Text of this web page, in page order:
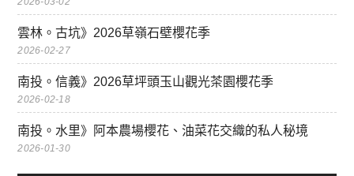
雲林。古坑》2026草嶺石壁櫻花季
2026-02-27
南投。信義》2026草坪頭玉山觀光茶園櫻花季
2026-02-18
南投。水里》阿本農場櫻花、油菜花交織的私人秘境
2026-01-30